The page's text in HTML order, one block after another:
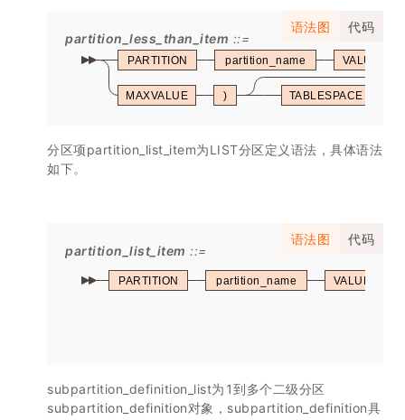
语法图 代码
partition_less_than_item
PARTITION partition_name VALUES
MAXVALUE ) TABLESPACE
分区项partition_list_item为LIST分区定义语法，具体语法
如下。
语法图 代码
partition_list_item
PARTITION partition_name VALUES
subpartition_definition_list为1到多个二级分区
subpartition_definition对象，subpartition_definition具